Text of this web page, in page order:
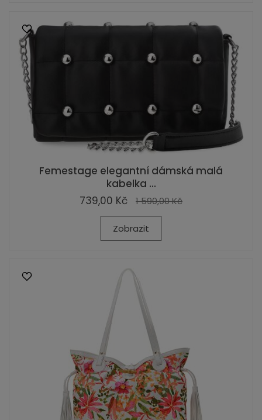
Femestage elegantní dámská malá
kabelka ...
739,00 Kč
1 590,00 Kč
Zobrazit